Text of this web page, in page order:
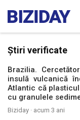
Știri verificate
Brazilia.
insulă vulcanică
Atlantic că
cu granulele
Biziday · acum 3 ani